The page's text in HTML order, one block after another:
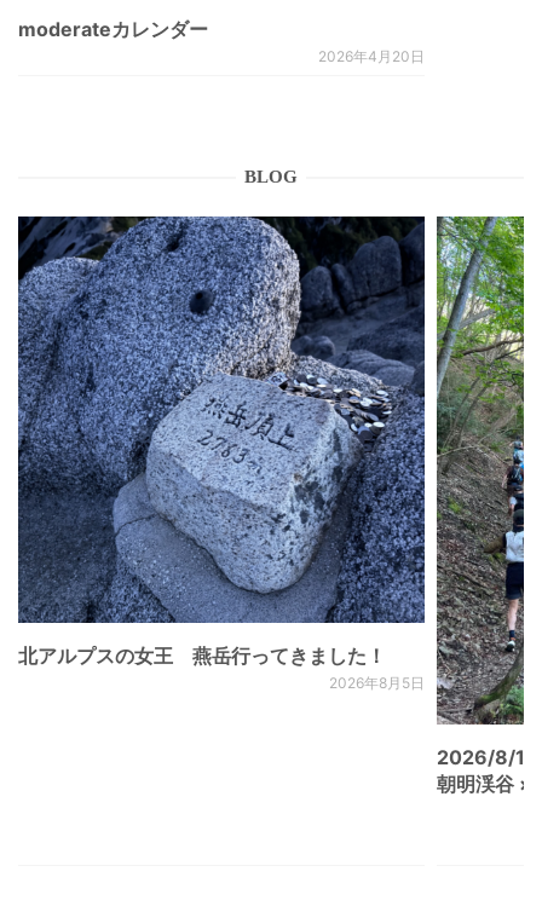
moderateカレンダー
2026年4月20日
BLOG
北アルプスの女王 燕岳行ってきました！
2026年8月5日
2026/8/
朝明渓谷 ×